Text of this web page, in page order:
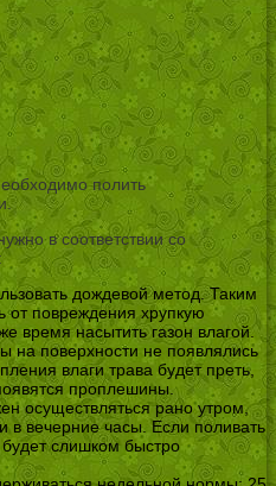
полить
в соответствии со
дождевой метод. Таким
от повреждения хрупкую
время насытить газон влагой.
на поверхности не появлялись
влаги трава будет преть,
проплешины.
осуществляться рано утром,
в вечерние часы. Если поливать
будет слишком быстро